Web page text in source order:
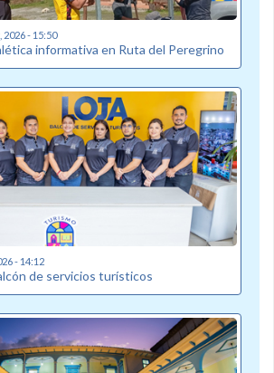
- 15:50
informativa en Ruta del Peregrino
- 14:12
de servicios turísticos